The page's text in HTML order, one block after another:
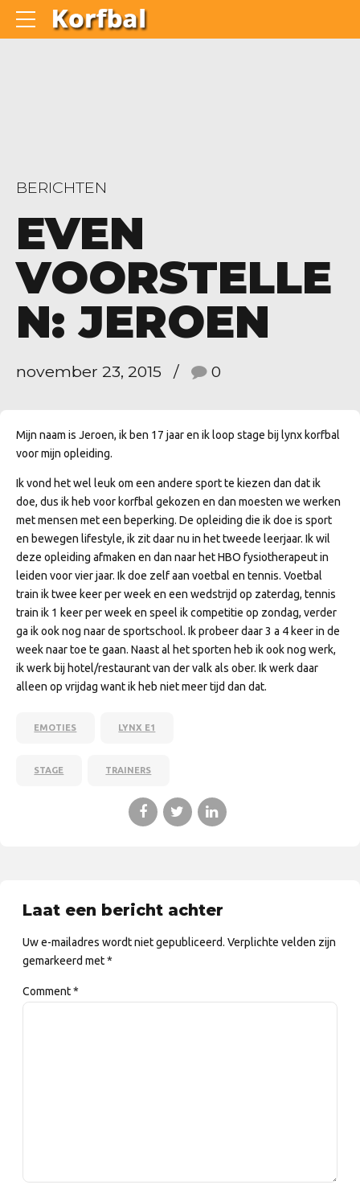
BERICHTEN
EVEN
VOORSTELLE
N: JEROEN
november 23, 2015 0
Mijn naam is Jeroen, ik ben 17 jaar en ik loop stage bij lynx korfbal
voor mijn opleiding.
Ik vond het wel leuk om een andere sport te kiezen dan dat ik
doe, dus ik heb voor korfbal gekozen en dan moesten we werken
met mensen met een beperking. De opleiding die ik doe is sport
en bewegen lifestyle, ik zit daar nu in het tweede leerjaar. Ik wil
deze opleiding afmaken en dan naar het HBO fysiotherapeut in
leiden voor vier jaar. Ik doe zelf aan voetbal en tennis. Voetbal
train ik twee keer per week en een wedstrijd op zaterdag, tennis
train ik 1 keer per week en speel ik competitie op zondag, verder
ga ik ook nog naar de sportschool. Ik probeer daar 3 a 4 keer in de
week naar toe te gaan. Naast al het sporten heb ik ook nog werk,
ik werk bij hotel/restaurant van der valk als ober. Ik werk daar
alleen op vrijdag want ik heb niet meer tijd dan dat.
EMOTIES LYNX E1
STAGE TRAINERS
Laat een bericht achter
Uw e-mailadres wordt niet gepubliceerd. Verplichte velden zijn
gemarkeerd met *
Comment*